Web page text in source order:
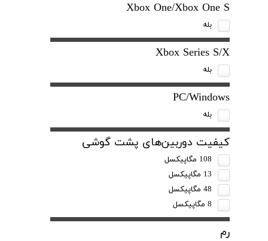
Xbox One/Xbox One S
بله
Xbox Series S/X
بله
PC/Windows
بله
کیفیت دوربین‌های پشت گوشی
108 مگاپیکسل
13 مگاپیکسل
48 مگاپیکسل
8 مگاپیکسل
رم